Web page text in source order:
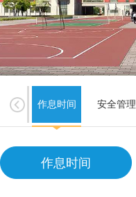
餐 作息时间 安全管理
作息时间